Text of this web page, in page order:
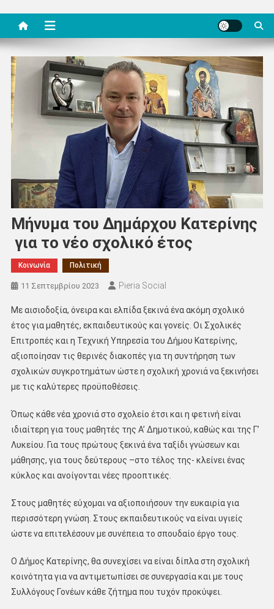
Μήνυμα του Δημάρχου Κατερίνης
για το νέο σχολικό έτος
Κοινωνία Πολιτική
11 Σεπτεμβρίου 2023 Pieria Social
Με αισιοδοξία, όνειρα και ελπίδα ξεκινά ένα ακόμη σχολικό
έτος για μαθητές, εκπαιδευτικούς και γονείς. Οι Σχολικές
Επιτροπές και η Τεχνική Υπηρεσία του Δήμου Κατερίνης,
αξιοποίησαν τις θερινές διακοπές για τη συντήρηση των
σχολικών συγκροτημάτων ώστε η σχολική χρονιά να ξεκινήσει
με τις καλύτερες προϋποθέσεις.
Όπως κάθε νέα χρονιά στο σχολείο έτσι και η φετινή είναι
ιδιαίτερη για τους μαθητές της Α’ Δημοτικού, καθώς και της Γ’
Λυκείου. Για τους πρώτους ξεκινά ένα ταξίδι γνώσεων και
μάθησης, για τους δεύτερους –στο τέλος της- κλείνει ένας
κύκλος και ανοίγονται νέες προοπτικές.
Στους μαθητές εύχομαι να αξιοποιήσουν την ευκαιρία για
περισσότερη γνώση. Στους εκπαιδευτικούς να είναι υγιείς
ώστε να επιτελέσουν με συνέπεια το σπουδαίο έργο τους.
Ο Δήμος Κατερίνης, θα συνεχίσει να είναι δίπλα στη σχολική
κοινότητα για να αντιμετωπίσει σε συνεργασία και με τους
Συλλόγους Γονέων κάθε ζήτημα που τυχόν προκύψει.